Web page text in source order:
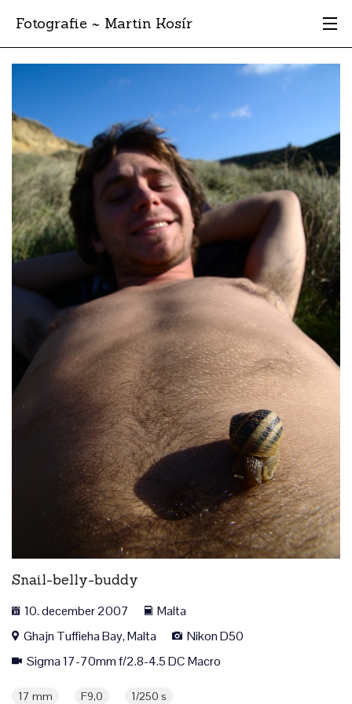
Fotografie ~ Martin Kosír
Moje obľúbené
Miesta
Archív
Vyhľadávanie
Snail-belly-buddy
10. december 2007
Malta
Ghajn Tuffieha Bay, Malta
Nikon D50
Sigma 17-70mm f/2.8-4.5 DC Macro
17 mm F9,0 1/250 s